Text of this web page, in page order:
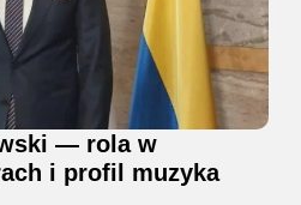
— rola w
i profil muzyka